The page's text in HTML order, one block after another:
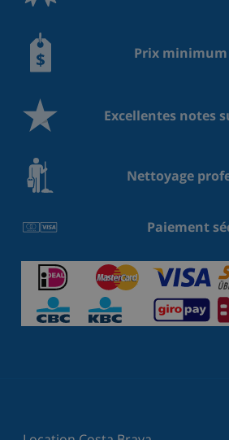
Prix
Excellentes notes
Nettoyage
Paiement